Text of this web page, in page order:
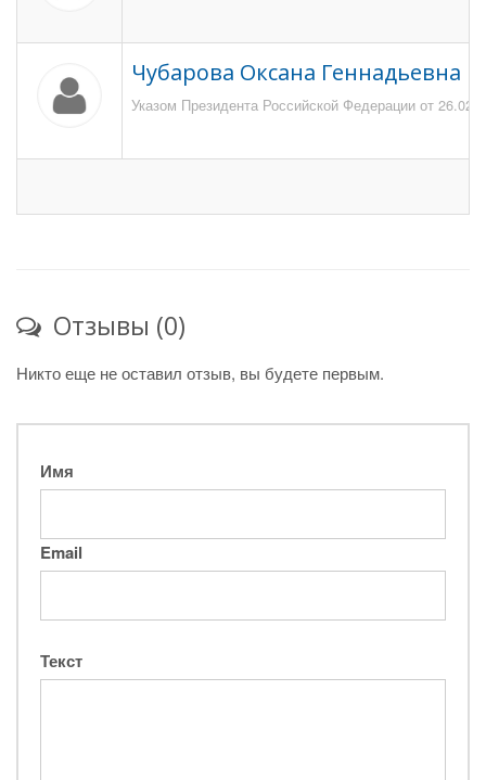
Чубарова Оксана Геннадьевна
Указом Президента Российской Федерации от
Отзывы (0)
Никто еще не оставил отзыв, вы будете первым.
Имя
Email
Текст